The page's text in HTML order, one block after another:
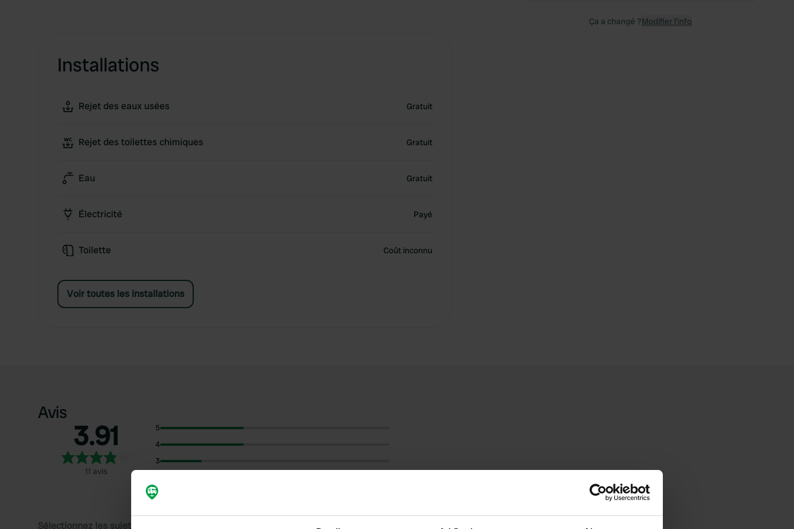
Installations
Rejet des eaux usées Gratuit
Rejet des toilettes chimiques Gratuit
Eau Gratuit
Électricité Payé
Toilette Coût inconnu
Voir toutes les installations
Ça a changé ?Modifier l’info
Avis
3.91
11 avis
5
4
3
1
Sélectionnez les sujets pour lire les critiques :